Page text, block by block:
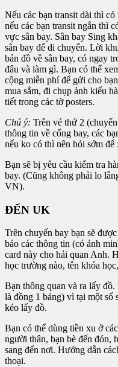
Nếu các bạn transit dài thì
nếu các bạn transit ngắn thì
vực sân bay. Sân bay Sing
sân bay để di chuyển. Lời
bản đồ về sân bay, có ngay
đâu và làm gì. Bạn có thể
cộng miễn phí để gửi cho
mua sắm, đi chụp ảnh kiểu
tiết trong các tờ posters.
Chú ý: Trên vé thứ 2
thông tin về cổng bay, các
nếu ko có thì nên hỏi sớm
Bạn sẽ bị yêu cầu kiểm tra
bay. (Cũng không phải lo
VN).
ĐẾN UK
Trên chuyến bay bạn sẽ
báo các thông tin (có ảnh
card này cho hải quan Anh.
học trường nào, tên khóa
Bạn thông quan và ra lấy
là đồng 1 bảng) vì tại một số
kéo lấy đồ.
Bạn có thể dùng tiền xu ở
người thân, bạn bè đến đón,
sang đến nơi. Hướng dẫn
thoại.